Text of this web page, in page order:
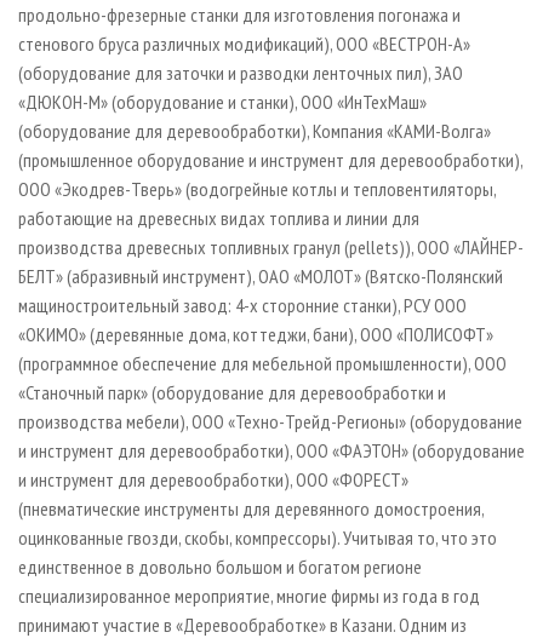
продольно-фрезерные станки для изготовления погонажа и
стенового бруса различных модификаций), ООО «ВЕСТРОН-А»
(оборудование для заточки и разводки ленточных пил), ЗАО
«ДЮКОН-М» (оборудование и станки), ООО «ИнТехМаш»
(оборудование для деревообработки), Компания «КАМИ-Волга»
(промышленное оборудование и инструмент для деревообработки),
ООО «Экодрев-Тверь» (водогрейные котлы и тепловентиляторы,
работающие на древесных видах топлива и линии для
производства древесных топливных гранул (pellets)), ООО «ЛАЙНЕР-
БЕЛТ» (абразивный инструмент), ОАО «МОЛОТ» (Вятско-Полянский
мащиностроительный завод: 4-х сторонние станки), РСУ ООО
«ОКИМО» (деревянные дома, коттеджи, бани), ООО «ПОЛИСОФТ»
(программное обеспечение для мебельной промышленности), ООО
«Станочный парк» (оборудование для деревообработки и
производства мебели), ООО «Техно-Трейд-Регионы» (оборудование
и инструмент для деревообработки), ООО «ФАЭТОН» (оборудование
и инструмент для деревообработки), ООО «ФОРЕСТ»
(пневматические инструменты для деревянного домостроения,
оцинкованные гвозди, скобы, компрессоры). Учитывая то, что это
единственное в довольно большом и богатом регионе
специализированное мероприятие, многие фирмы из года в год
принимают участие в «Деревообработке» в Казани. Одним из